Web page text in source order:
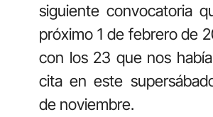
siguiente convocatoria
próximo 1 de febrero de
con los 23 que nos
cita en este
de noviembre.